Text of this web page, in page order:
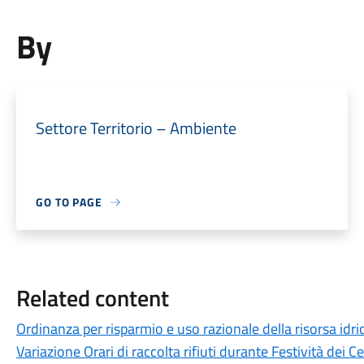
By
Settore Territorio – Ambiente
GO TO PAGE
Related content
Ordinanza per risparmio e uso razionale della risorsa
Variazione Orari di raccolta rifiuti durante Festività dei